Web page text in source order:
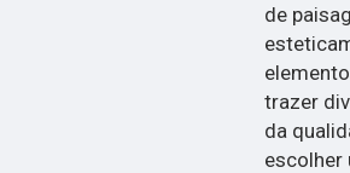
de
trazer
da
escolher